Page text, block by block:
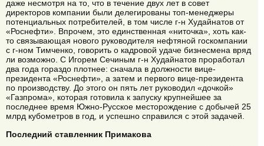
даже несмотря на то, что в течение двух лет в совет
директоров компании были делегированы топ-менеджеры
потенциальных потребителей, в том числе г-н Худайнатов от
«Роснефти». Впрочем, это единственная «ниточка», хоть как-
то связывающая нового руководителя нефтяной госкомпании
с г-ном Тимченко, говорить о кадровой удаче бизнесмена вряд
ли возможно. С Игорем Сечиным г-н Худайнатов проработал
два года гораздо плотнее: сначала в должности вице-
президента «Роснефти», а затем и первого вице-президента
по производству. До этого он пять лет руководил «дочкой»
«Газпрома», которая готовила к запуску крупнейшее за
последнее время Южно-Русское месторождение с добычей 25
млрд кубометров в год, и успешно справился с этой задачей.
Последний ставленник Примакова